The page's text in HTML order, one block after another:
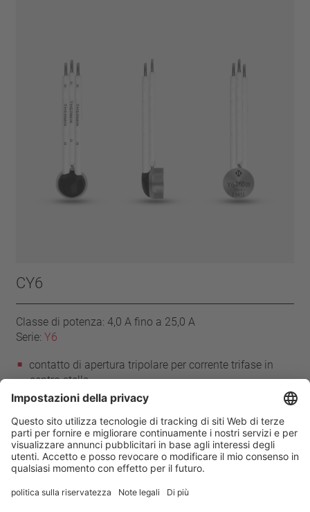
CY6
Classe di potenza: 4,0 A fino a 25,0 A
Serie:Y6
contatto di apertura tripolare per corrente trifase in
centro stella
con reinserzione automatica
con trattamento epossidico